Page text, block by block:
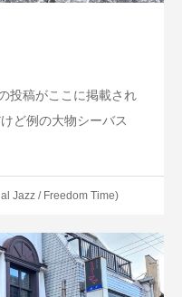
投稿がここに掲載され
ど例の大物シーバス
Jazz / Freedom Time)